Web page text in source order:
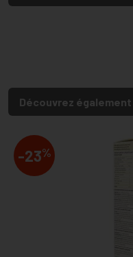
Découvrez également
-23%